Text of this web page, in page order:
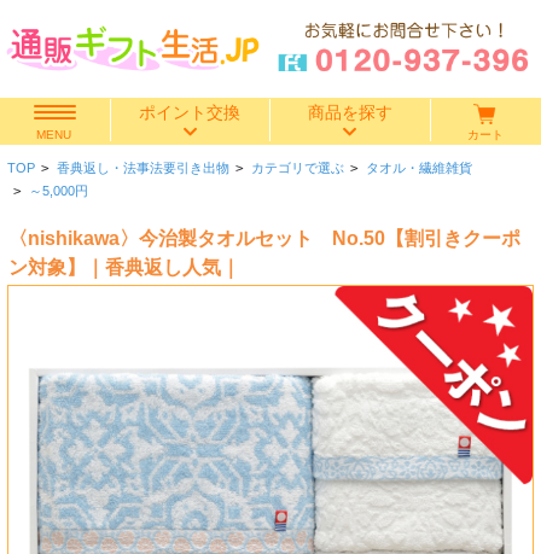
MENU
ポイント交換 商品を探す
快気祝い
香典返し
結婚引き出物
出産祝い
結婚祝い
カート
TOP > 香典返し・法事法要引き出物 > カテゴリで選ぶ > タオル・繊維雑貨
> ～5,000円
〈nishikawa〉今治製タオルセット No.50【割引きクーポ
ン対象】｜香典返し人気｜